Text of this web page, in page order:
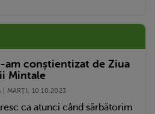
conștientizat de Ziua
Mintale
| MARŢI, 10.10.2023
ca atunci când sărbătorim